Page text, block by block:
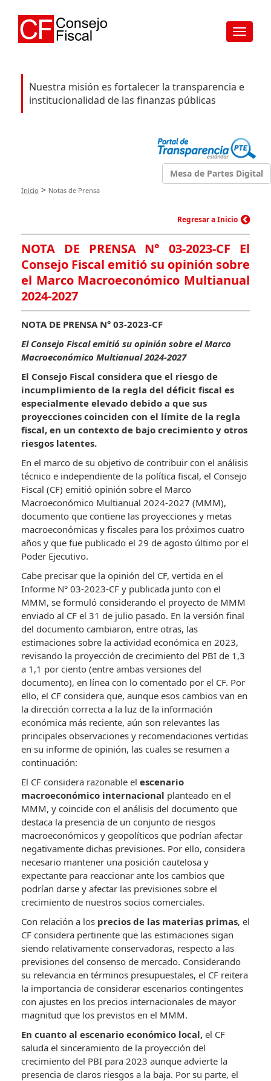
Toggle
Nuestra misión es fortalecer la transparencia e
institucionalidad de las finanzas públicas
Mesa de Partes Digital
Inicio > Notas de Prensa
Regresar a Inicio
NOTA DE PRENSA N° 03-2023-CF El
Consejo Fiscal emitió su opinión sobre
el Marco Macroeconómico Multianual
2024-2027
NOTA DE PRENSA N° 03-2023-CF
El Consejo Fiscal emitió su opinión sobre el Marco
Macroeconómico Multianual 2024-2027
El Consejo Fiscal considera que el riesgo de
incumplimiento de la regla del déficit fiscal es
especialmente elevado debido a que sus
proyecciones coinciden con el límite de la regla
fiscal, en un contexto de bajo crecimiento y otros
riesgos latentes.
En el marco de su objetivo de contribuir con el análisis
técnico e independiente de la política fiscal, el Consejo
Fiscal (CF) emitió opinión sobre el Marco
Macroeconómico Multianual 2024-2027 (MMM),
documento que contiene las proyecciones y metas
macroeconómicas y fiscales para los próximos cuatro
años y que fue publicado el 29 de agosto último por el
Poder Ejecutivo.
Cabe precisar que la opinión del CF, vertida en el
Informe N° 03-2023-CF y publicada junto con el
MMM, se formuló considerando el proyecto de MMM
enviado al CF el 31 de julio pasado. En la versión final
del documento cambiaron, entre otras, las
estimaciones sobre la actividad económica en 2023,
revisando la proyección de crecimiento del PBI de 1,3
a 1,1 por ciento (entre ambas versiones del
documento), en línea con lo comentado por el CF. Por
ello, el CF considera que, aunque esos cambios van en
la dirección correcta a la luz de la información
económica más reciente, aún son relevantes las
principales observaciones y recomendaciones vertidas
en su informe de opinión, las cuales se resumen a
continuación:
El CF considera razonable el escenario
macroeconómico internacional planteado en el
MMM, y coincide con el análisis del documento que
destaca la presencia de un conjunto de riesgos
macroeconómicos y geopolíticos que podrían afectar
negativamente dichas previsiones. Por ello, considera
necesario mantener una posición cautelosa y
expectante para reaccionar ante los cambios que
podrían darse y afectar las previsiones sobre el
crecimiento de nuestros socios comerciales.
Con relación a los precios de las materias primas, el
CF considera pertinente que las estimaciones sigan
siendo relativamente conservadoras, respecto a las
previsiones del consenso de mercado. Considerando
su relevancia en términos presupuestales, el CF reitera
la importancia de considerar escenarios contingentes
con ajustes en los precios internacionales de mayor
magnitud que los previstos en el MMM.
En cuanto al escenario económico local, el CF
saluda el sinceramiento de la proyección del
crecimiento del PBI para 2023 aunque advierte la
presencia de claros riesgos a la baja. Por su parte, el